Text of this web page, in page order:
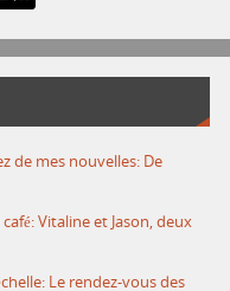
de mes nouvelles: De
Vitaline et Jason, deux
Le rendez-vous des